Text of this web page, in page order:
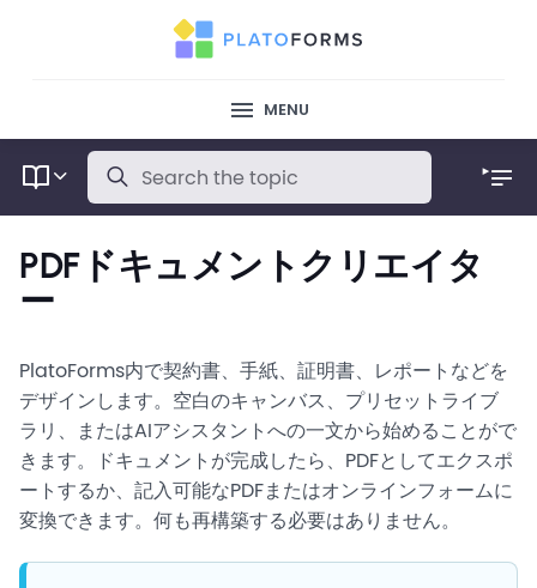
MENU
PDFドキュメントクリエイタ
ー
PlatoForms内で契約書、手紙、証明書、レポートなどを
デザインします。空白のキャンバス、プリセットライブ
ラリ、またはAIアシスタントへの一文から始めることがで
きます。ドキュメントが完成したら、PDFとしてエクスポ
ートするか、記入可能なPDFまたはオンラインフォームに
変換できます。何も再構築する必要はありません。